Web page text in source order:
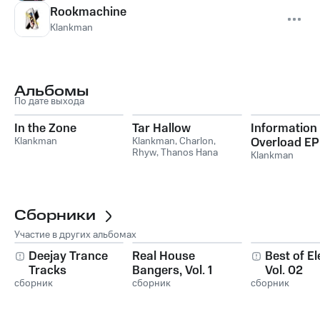
Rookmachine
Klankman
Альбомы
По дате выхода
In the Zone
Klankman
Tar Hallow
Klankman,Charlon,
Rhyw,Thanos Hana
Information
Overload EP
Klankman
Сборники
Участие в других альбомах
Deejay Trance
Tracks
сборник
Real House
Bangers, Vol. 1
сборник
Best of
Vol. 02
сборник